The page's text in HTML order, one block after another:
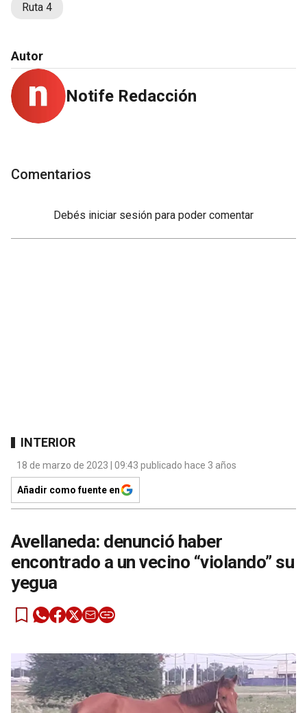
Ruta 4
Autor
Notife Redacción
Comentarios
Debés iniciar sesión para poder comentar
INTERIOR
18 de marzo de 2023 | 09:43 publicado hace 3 años
Añadir como fuente en
Avellaneda: denunció haber
encontrado a un vecino “violando” su
yegua